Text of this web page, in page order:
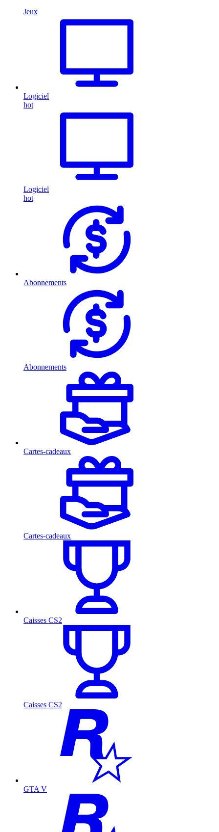
Jeux
Logiciel
hot
Logiciel
hot
Abonnements
Abonnements
Cartes-cadeaux
Cartes-cadeaux
Caisses CS2
Caisses CS2
GTA V